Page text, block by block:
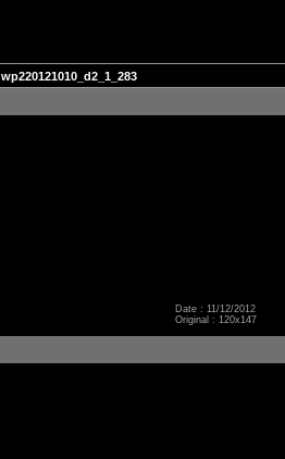
wp220121010_d2_1_283
Date : 11/12/2012
Original : 120x147